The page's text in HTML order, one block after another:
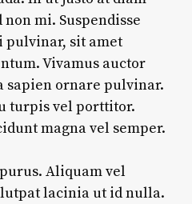
mi. Suspendisse
pulvinar, sit amet
Vivamus auctor
sapien ornare pulvinar.
turpis vel porttitor.
magna vel semper.
Aliquam vel
lacinia ut id nulla.